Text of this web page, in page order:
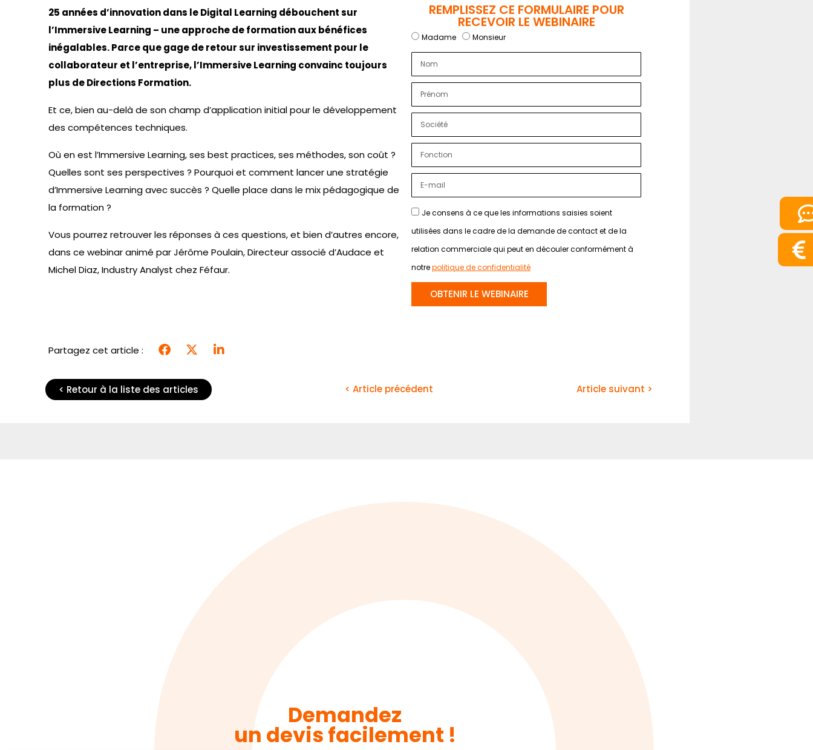
25 années d’innovation dans le Digital Learning débouchent sur
l’Immersive Learning – une approche de formation aux bénéfices
inégalables. Parce que gage de retour sur investissement pour le
collaborateur et l’entreprise, l’Immersive Learning convainc toujours
plus de Directions Formation.
Et ce, bien au-delà de son champ d’application initial pour le développement
des compétences techniques.
Où en est l’Immersive Learning, ses best practices, ses méthodes, son coût ?
Quelles sont ses perspectives ? Pourquoi et comment lancer une stratégie
d’Immersive Learning avec succès ? Quelle place dans le mix pédagogique de
la formation ?
Vous pourrez retrouver les réponses à ces questions, et bien d’autres encore,
dans ce webinar animé par Jérôme Poulain, Directeur associé d’Audace et
Michel Diaz, Industry Analyst chez Féfaur.
REMPLISSEZ CE FORMULAIRE POUR
RECEVOIR LE WEBINAIRE
Madame Monsieur
Je consens à ce que les informations saisies soient
utilisées dans le cadre de la demande de contact et de la
relation commerciale qui peut en découler conformément à
notrepolitique de confidentialité
OBTENIR LE WEBINAIRE
Partagez cet article :
< Retour à la liste des articles < Article précédent Article suivant >
Demandez
un devis facilement !